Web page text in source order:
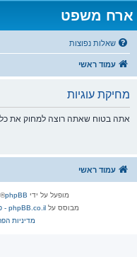
ארח משפט
שאלות נפוצות
עמוד ראשי
מחיקת עוגיות
אתה בטוח שאתה רוצה למחוק את כל
עמוד ראשי
מופעל על ידי phpBB
® Forum Software © phpBB Limited
מבוסס על phpBB.co.il - פורומים בעברית
מדיניות